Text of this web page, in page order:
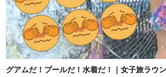
グアムだ！プールだ！水着だ！｜女子旅ラウ